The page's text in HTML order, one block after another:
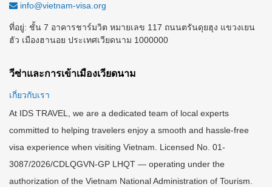
info@vietnam-visa.org
ที่อยู่: ชั้น 7 อาคารชาร์มวิต หมายเลข 117 ถนนตรันดุยฮุง แขวงเยน
ฮัว เมืองฮานอย ประเทศเวียดนาม 1000000
วีซ่าและการเข้าเมืองเวียดนาม
เกี่ยวกับเรา
At IDS TRAVEL, we are a dedicated team of local experts
committed to helping travelers enjoy a smooth and hassle-free
visa experience when visiting Vietnam. Licensed No. 01-
3087/2026/CDLQGVN-GP LHQT — operating under the
authorization of the Vietnam National Administration of Tourism.